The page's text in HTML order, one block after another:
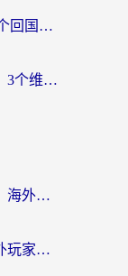
ChickCN VPN和洞见VPN对比哪个回国效果更好？海外党亲测3款加速器+避坑指南
海外党必看：斧牛和嘀嗒哪个好？3个维度教你选对回国加速器
印度怎么玩一拳超人：最强之男？海外党国服游戏加速避坑指南
国外怎么玩明日方舟不延迟？海外玩家国服游戏加速终极指南（附DNF梦幻诛仙解决方案）